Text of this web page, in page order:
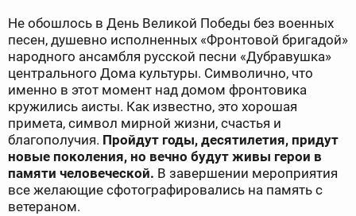
Не обошлось в День Великой Победы без военных
песен, душевно исполненных «Фронтовой бригадой»
народного ансамбля русской песни «Дубравушка»
центрального Дома культуры. Символично, что
именно в этот момент над домом фронтовика
кружились аисты. Как известно, это хорошая
примета, символ мирной жизни, счастья и
благополучия. Пройдут годы, десятилетия, придут
новые поколения, но вечно будут живы герои в
памяти человеческой. В завершении мероприятия
все желающие сфотографировались на память с
ветераном.